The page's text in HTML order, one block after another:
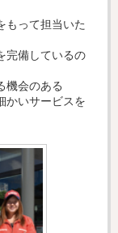
もって担当いた
完備しているの
機会のある
かいサービスを